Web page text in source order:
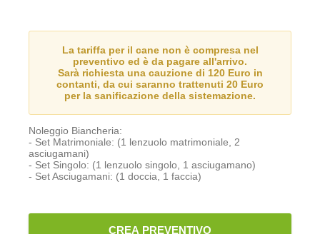
La tariffa per il cane non è compresa nel
preventivo ed è da pagare all'arrivo.
Sarà richiesta una cauzione di 120 Euro in
contanti, da cui saranno trattenuti 20 Euro
per la sanificazione della sistemazione.
Noleggio Biancheria:
- Set Matrimoniale: (1 lenzuolo matrimoniale, 2
asciugamani)
- Set Singolo: (1 lenzuolo singolo, 1 asciugamano)
- Set Asciugamani: (1 doccia, 1 faccia)